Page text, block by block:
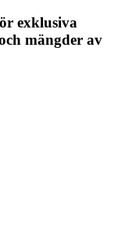
exklusiva
mängder av